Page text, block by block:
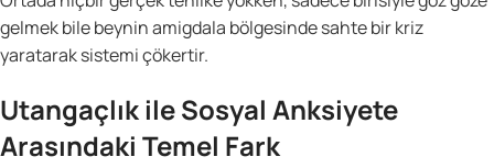
gelmek bile beynin amigdala bölgesinde sahte bir kriz
yaratarak sistemi çökertir.
Utangaçlık ile Sosyal Anksiyete
Arasındaki Temel Fark